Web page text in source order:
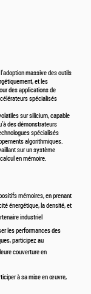
massive des outils
et les
des applications de
spécialisés
sur silicium, capable
des démonstrateurs
spécialisés
algorithmiques.
sur un système
en mémoire.
mémoires, en prenant
énergétique, la densité, et
industriel
les performances des
participez au
couverture en
à sa mise en œuvre,